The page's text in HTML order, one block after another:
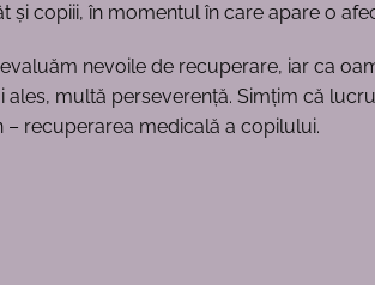
și copiii, în momentul în care apare o
nevoile de recuperare, iar ca
ales, multă perseverență. Simțim că
recuperarea medicală a copilului.